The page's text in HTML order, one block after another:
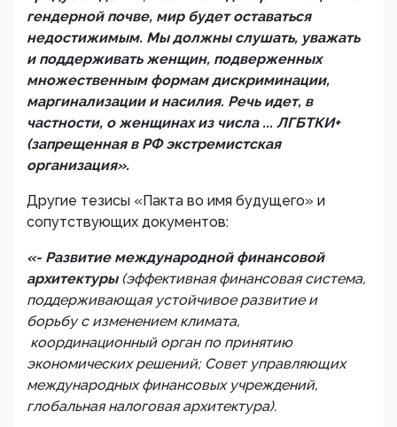
гендерной почве, мир будет оставаться
недостижимым. Мы должны слушать, уважать
и поддерживать женщин, подверженных
множественным формам дискриминации,
маргинализации и насилия. Речь идет, в
частности, о женщинах из числа ... ЛГБТКИ+
(запрещенная в РФ экстремистская
организация».
Другие тезисы «Пакта во имя будущего» и
сопутствующих документов:
«- Развитие международной финансовой
архитектуры(эффективная финансовая система,
поддерживающая устойчивое развитие и
борьбу с изменением климата,
координационный орган по принятию
экономических решений; Совет управляющих
международных финансовых учреждений,
глобальная налоговая архитектура).